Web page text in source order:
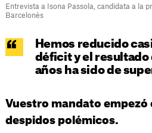
Entrevista a Isona Passola, candidata a la
Barcelonès
Hemos reducido
déficit y el resultado
años ha sido de
Vuestro mandato empezó
despidos polémicos.